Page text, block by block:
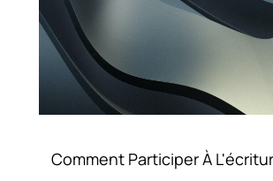
Comment Participer À